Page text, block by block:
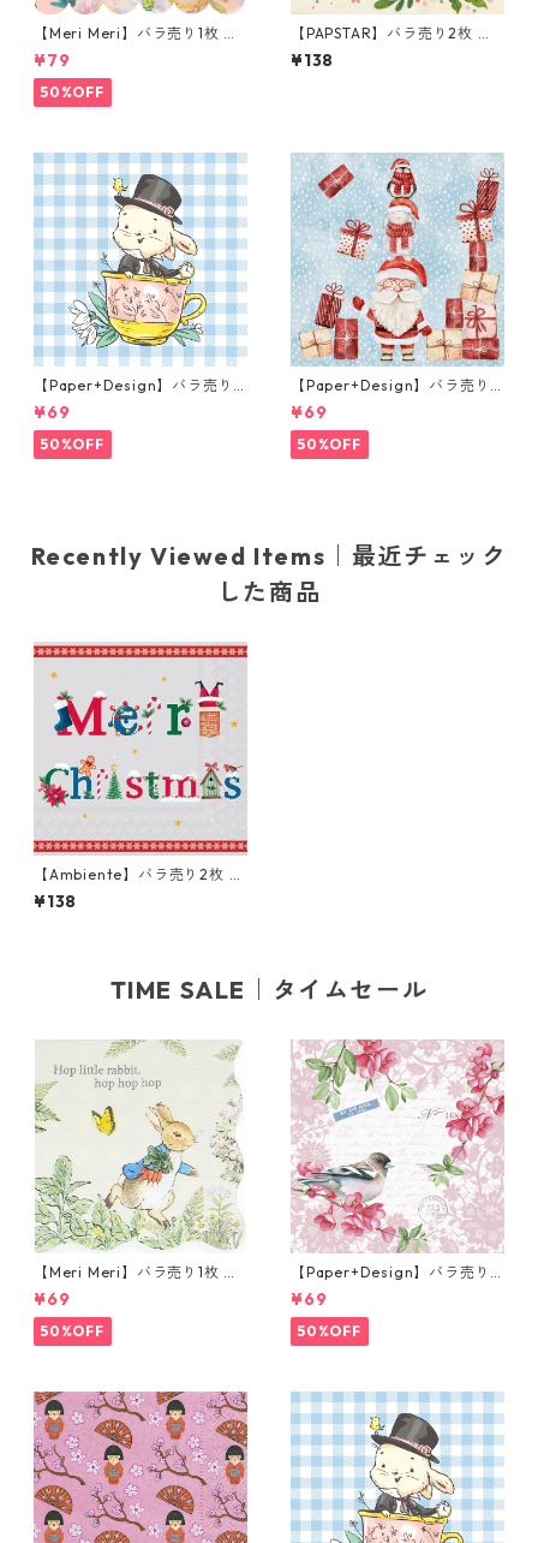
【Meri Meri】バラ売り1枚 ラ
ンチサイズ ペーパーナプキン
Nathalie Lete FLORA ピンク
ナタリーレテ
¥79
50%OFF
【PAPSTAR】バラ売り2枚 ラ
ンチサイズ ペーパーナプキン
Flowery Bird クリーム
¥138
【Paper+Design】バラ売り2
枚 ランチサイズ ペーパーナプ
キン Easter Cup ライトブル
ー
¥69
50%OFF
【Paper+Design】バラ売り2
枚 ランチサイズ ペーパーナプ
キン Santas helpers ライト
ブルー
¥69
50%OFF
Recently Viewed Items｜最近チェック
した商品
【Ambiente】バラ売り2枚 ラ
ンチサイズ ペーパーナプキン
Merry message グレー
¥138
TIME SALE｜タイムセール
【Meri Meri】バラ売り1枚 カ
クテルサイズ ペーパーナプキ
ン Peter Rabbit In The Gard
en クリーム ピーターラビット
¥69
50%OFF
【Paper+Design】バラ売り2
枚 ランチサイズ ペーパーナプ
キン Sweet bird ローズ
¥69
50%OFF